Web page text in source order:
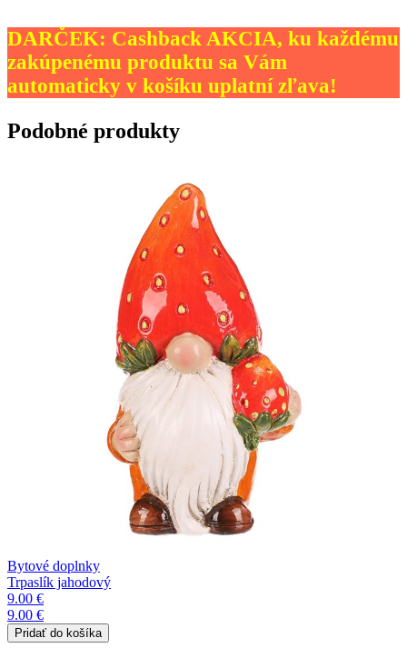
DARČEK: Cashback AKCIA, ku každému
zakúpenému produktu sa Vám
automaticky v košíku uplatní zľava!
Podobné produkty
Bytové doplnky
Trpaslík jahodový
9.00 €
9.00 €